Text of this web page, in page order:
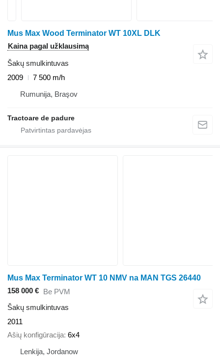
Mus Max Wood Terminator WT 10XL DLK
Kaina pagal užklausimą
Šakų smulkintuvas
2009
7 500 m/h
Rumunija, Braşov
Tractoare de padure
Mus Max Terminator WT 10 NMV na MAN TGS 26440
158 000 € Be PVM
Šakų smulkintuvas
2011
Ašių konfigūracija 6x4
Lenkija, Jordanow